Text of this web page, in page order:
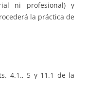
ni profesional) y
la práctica de
4.1., 5 y 11.1 de la